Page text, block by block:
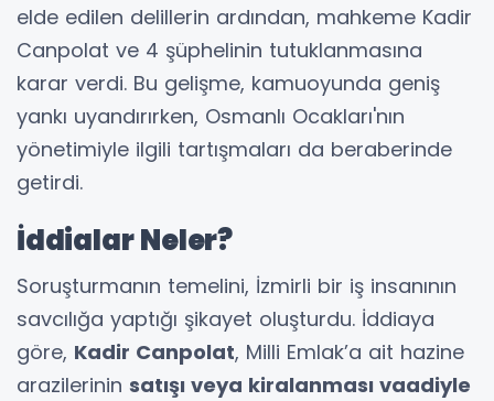
elde edilen delillerin ardından, mahkeme Kadir
Canpolat ve 4 şüphelinin tutuklanmasına
karar verdi. Bu gelişme, kamuoyunda geniş
yankı uyandırırken, Osmanlı Ocakları'nın
yönetimiyle ilgili tartışmaları da beraberinde
getirdi.
İddialar Neler?
Soruşturmanın temelini, İzmirli bir iş insanının
savcılığa yaptığı şikayet oluşturdu. İddiaya
göre, Kadir Canpolat, Milli Emlak’a ait hazine
arazilerinin satışı veya kiralanması vaadiyle